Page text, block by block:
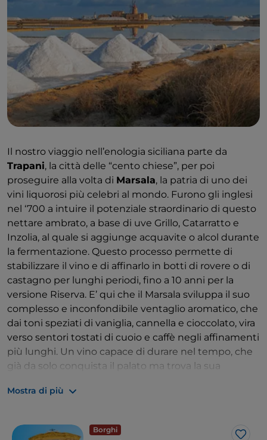
Il nostro viaggio nell’enologia siciliana parte da
Trapani, la città delle “cento chiese”, per poi
proseguire alla volta di Marsala, la patria di uno dei
vini liquorosi più celebri al mondo. Furono gli inglesi
nel ‘700 a intuire il potenziale straordinario di questo
nettare ambrato, a base di uve Grillo, Catarratto e
Inzolia, al quale si aggiunge acquavite o alcol durante
la fermentazione. Questo processo permette di
stabilizzare il vino e di affinarlo in botti di rovere o di
castagno per lunghi periodi, fino a 10 anni per la
versione Riserva. E’ qui che il Marsala sviluppa il suo
complesso e inconfondibile ventaglio aromatico, che
dai toni speziati di vaniglia, cannella e cioccolato, vira
verso sentori tostati di cuoio e caffè negli affinamenti
più lunghi. Un vino capace di durare nel tempo, che
già da solo conquista il palato ma trova la sua
stagionati, nella versione secca o semisecca, e con i
preparare durante i corsi di cucina organizzati nelle
cantine delMovimento Turismo del Vino
Mostra di più
Borghi